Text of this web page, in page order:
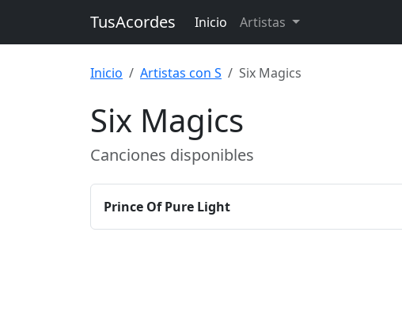
TusAcordes Inicio Artistas
Inicio Artistas con S Six Magics
Six Magics
Canciones disponibles
Prince Of Pure Light